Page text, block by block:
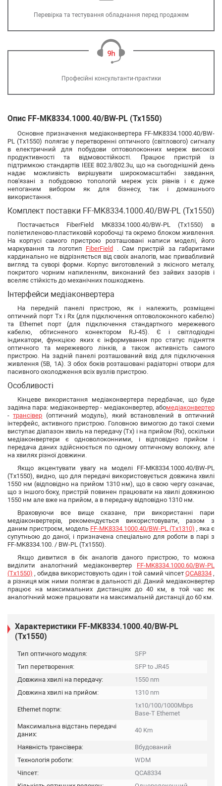
Перевірка та тестування обладнання перед продажем
Професійні консультанти-практики
Опис FF-MK8334.1000.40/BW-PL (Tx1550)
Основне призначення медіаконвертера FF-MK8334.1000.40/BW-
PL (Tx1550) полягає у перетворенні оптичного (світлового) сигналу
в електричний для побудови оптоволоконних мереж високої
продуктивності та відмовостійкості. Працює пристрій із
підтримкою стандартів IEEE 802.3/802.3u, що на сьогоднішній день
надає можливість вирішувати широкомасштабні завдання,
пов'язані з побудовою топологій мереж усіх рівнів і є дуже
непоганим вибором як для бізнесу, так і домашнього
використання.
Комплект поставки FF-MK8334.1000.40/BW-PL (Tx1550)
Постачається FiberField MK8334.1000.40/BW-PL (Tx1550) в
поліетиленово-пластиковій коробочці та окремо блоком живлення.
На корпусі самого пристрою розташовані написи моделі, його
маркування та логотип FiberField . Сам пристрій за габаритами
кардинально не відрізняється від своїх аналогів, має привабливий
вигляд та суворі форми. Корпус виготовлений з якісного металу,
покритого чорним напиленням, виконаний без зайвих зазорів і
вселяє стійкість до механічних пошкоджень.
Інтерфейси медіаконвертера
На передній панелі пристрою, як і належить, розміщені
оптичний порт Tx і Rx (для підключення оптоволоконного кабелю)
та Ethernet порт (для підключення стандартного мережевого
кабелю, обтисненого конектором RJ-45). Є і світлодіодні
індикатори, функцією яких є інформування про статус підняття
оптичного та мережевого лінків, а також активність самого
пристрою. На задній панелі розташований вхід для підключення
живлення (5В, 1А). З обох боків розташовані радіаторні отвори для
пасивного охолодження всіх вузлів пристрою.
Особливості
Кінцеве використання медіаконвертера передбачає, що буде
задіяна пара: медіаконвертер - медіаконвертер, абомедіаконвертер
-трансівер (оптичний модуль), який встановлений в оптичний
інтерфейс, активного пристрою. Головною вимогою до такої схеми
виступає діапазон хвиль на передачу (Tx) і на прийом (Rx), оскільки
медіаконвертери є одноволоконними, і відповідно прийом і
передача даних здійснюється по одному оптичному волокну, але
на хвилях різної довжини.
Якщо акцентувати увагу на моделі FF-MK8334.1000.40/BW-PL
(Tx1550), видно, що для передачі використовується довжина хвилі
1550 нм (відповідно на прийом 1310 нм), що в свою чергу означає,
що з іншого боку, пристрій повинен працювати на хвилі довжиною
1550 нм але вже на прийом, а в передачу відповідно 1310 нм.
Враховуючи все вище сказане, при використанні пари
медіаконвертерів, рекомендується використовувати, разом з
даним пристроєм, модель FF-MK8334.1000.40/BW-PL (Tx1310) , яка є
супутньою до даної, і призначена спеціально для роботи в парі з
FF-MK8334.100. / BW-PL (Tx1550).
Якщо дивитися в бік аналогів даного пристрою, то можна
виділити аналогічний медіаконвертер FF-MK8334.1000.60/BW-PL
(Tx1550) , обидва використовують один і той самий чіпсет QCA8334 ,
а різниця між ними полягає в дальності дії. Даний медіаконвертер
працює на максимальних дистанціях до 40 км, в той час як
аналогічний може працювати на максимальній дистанції до 60 км.
Характеристики FF-MK8334.1000.40/BW-PL
(Tx1550)
Тип оптичного модуля:
SFP
Тип перетворення:
SFP to JR45
Довжина хвилі на передачу:
1550 nm
Довжина хвилі на прийом:
1310 nm
Ethernet порти:
1x10/100/1000Mbps
Base-T Ethernet
Максимальна відстань передачі
даних:
40 Km
Наявність трансівера:
Вбудований
Технологія роботи:
WDM
Чіпсет:
QCA8334